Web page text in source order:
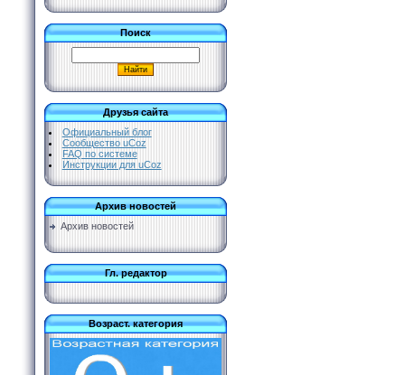
Поиск
Друзья сайта
Официальный блог
Сообщество uCoz
FAQ по системе
Инструкции для uCoz
Архив новостей
Архив новостей
Гл. редактор
Возраст. категория